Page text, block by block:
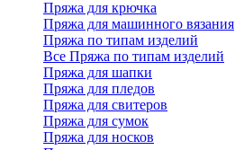
Пряжа для крючка
Пряжа для машинного вязания
Пряжа по типам изделий
Все Пряжа по типам изделий
Пряжа для шапки
Пряжа для пледов
Пряжа для свитеров
Пряжа для сумок
Пряжа для носков